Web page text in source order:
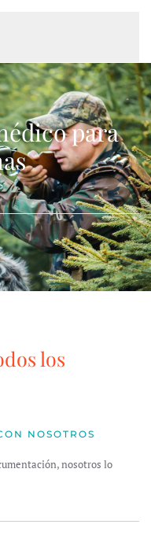
para
los
NOSOTROS
nosotros lo